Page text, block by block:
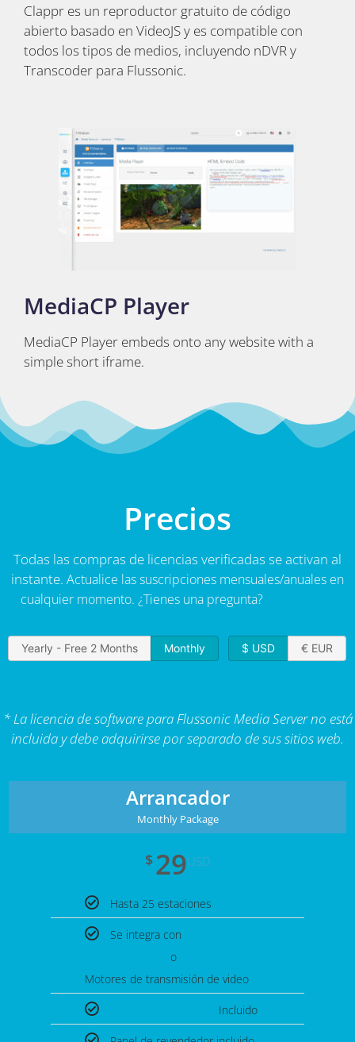
Clappr es un reproductor gratuito de código
abierto basado en VideoJS y es compatible con
todos los tipos de medios, incluyendo nDVR y
Transcoder para Flussonic.
MediaCP Player
MediaCP Player embeds onto any website with a
simple short iframe.
Precios
Todas las compras de licencias verificadas se activan al
instante. Actualice las suscripciones mensuales/anuales en
cualquier momento. ¿Tienes una pregunta?
Yearly - Free 2 Months Monthly $ USD € EUR
* La licencia de software para Flussonic Media Server no está
incluida y debe adquirirse por separado de sus sitios web.
Arrancador
Monthly Package
$29USD
Hasta 25 estaciones
Se integra con
o
Motores de transmisión de video
Incluido